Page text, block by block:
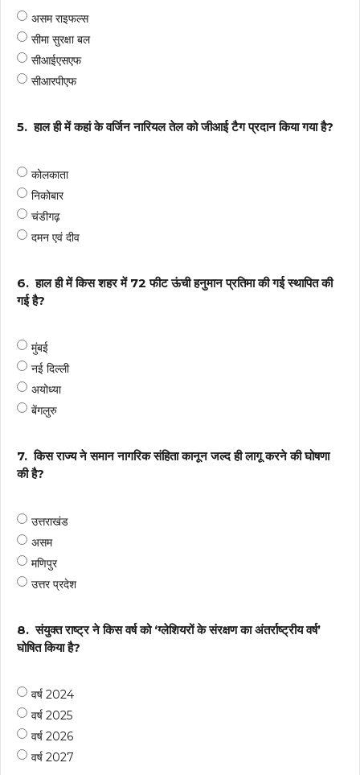
असम राइफल्स
सीमा सुरक्षा बल
सीआईएसएफ
सीआरपीएफ
5. हाल ही में कहां के वर्जिन नारियल तेल को जीआई टैग प्रदान किया गया है?
कोलकाता
निकोबार
चंडीगढ़
दमन एवं दीव
6. हाल ही में किस शहर में 72 फीट ऊंची हनुमान प्रतिमा की गई स्थापित की
गई है?
मुंबई
नई दिल्ली
अयोध्या
बेंगलुरु
7. किस राज्य ने समान नागरिक संहिता कानून जल्द ही लागू करने की घोषणा
की है?
उत्तराखंड
असम
मणिपुर
उत्तर प्रदेश
8. संयुक्त राष्ट्र ने किस वर्ष को ‘ग्लेशियरों के संरक्षण का अंतर्राष्ट्रीय वर्ष’
घोषित किया है?
वर्ष 2024
वर्ष 2025
वर्ष 2026
वर्ष 2027